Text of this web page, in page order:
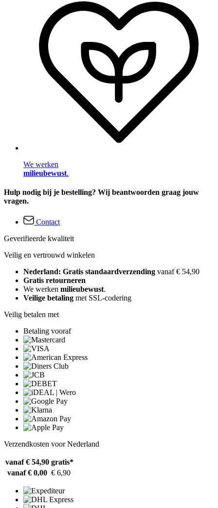
We werken
milieubewust.
Hulp nodig bij je bestelling? Wij beantwoorden graag jouw
vragen.
Contact
Geverifieerde kwaliteit
Veilig en vertrouwd winkelen
Nederland: Gratis standaardverzending vanaf € 54,90
Gratis retourneren
We werken milieubewust.
Veilige betaling met SSL-codering
Veilig betalen met
Betaling vooraf
Verzendkosten voor Nederland
vanaf € 54,90 gratis*
vanaf € 0,00 € 6,90